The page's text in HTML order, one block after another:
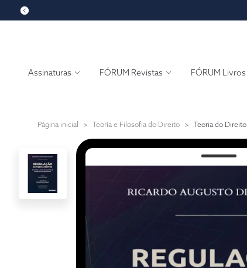
Assinaturas FÓRUM Revistas FÓRUM Livros
Página inicial > Teoría e Filosofia do Direito > Teoria do Direito